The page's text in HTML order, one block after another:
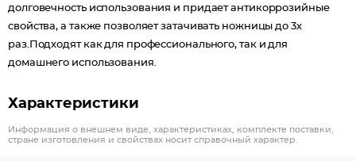
долговечность использования и придает антикоррозийные
свойства, а также позволяет затачивать ножницы до 3х
раз.Подходят как для профессионального, так и для
домашнего использования.
Характеристики
Информация о внешнем виде, характеристиках, комплекте поставки,
стране изготовления и свойствах носит справочный характер.